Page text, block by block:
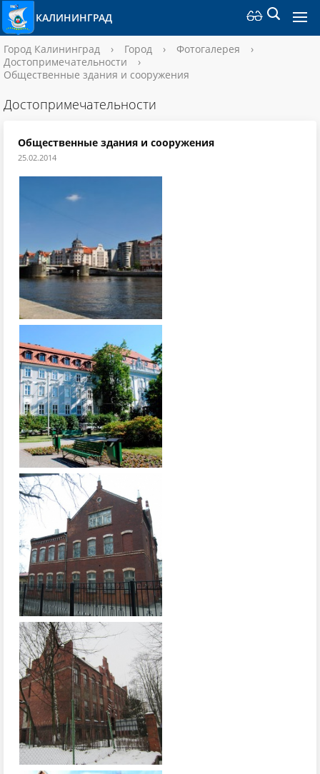
КАЛИНИНГРАД
Город Калининград › Город › Фотогалерея
›
Достопримечательности
›
Общественные здания и сооружения
Достопримечательности
Общественные здания и сооружения
25.02.2014